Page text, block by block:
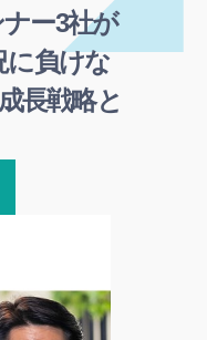
ー3社が
に負けな
長戦略と